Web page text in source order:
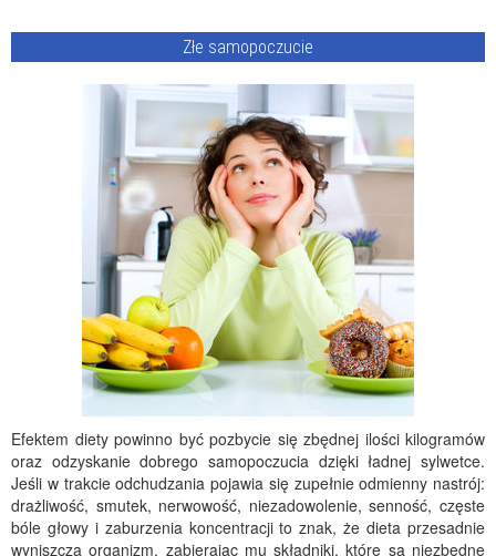
Złe samopoczucie
Efektem diety powinno być pozbycie się zbędnej ilości kilogramów
oraz odzyskanie dobrego samopoczucia dzięki ładnej sylwetce.
Jeśli w trakcie odchudzania pojawia się zupełnie odmienny nastrój:
drażliwość, smutek, nerwowość, niezadowolenie, senność, częste
bóle głowy i zaburzenia koncentracji to znak, że dieta przesadnie
wyniszcza organizm, zabierając mu składniki, które są niezbędne